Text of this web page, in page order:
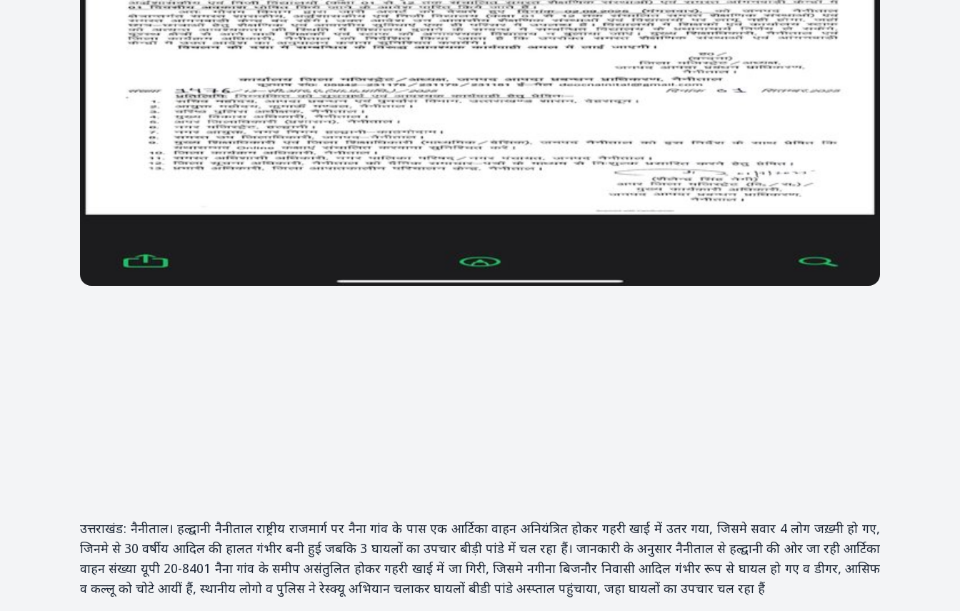
उत्तराखंड: नैनीताल। हल्द्वानी नैनीताल राष्ट्रीय राजमार्ग पर नैना गांव के पास एक आर्टिका वाहन अनियंत्रित होकर गहरी खाई में उतर गया, जिसमे सवार 4 लोग जख़्मी हो गए,
जिनमे से 30 वर्षीय आदिल की हालत गंभीर बनी हुई जबकि 3 घायलों का उपचार बीड़ी पांडे में चल रहा हैं। जानकारी के अनुसार नैनीताल से हल्द्वानी की ओर जा रही आर्टिका
वाहन संख्या यूपी 20-8401 नैना गांव के समीप असंतुलित होकर गहरी खाई में जा गिरी, जिसमे नगीना बिजनौर निवासी आदिल गंभीर रूप से घायल हो गए व डीगर, आसिफ
व कल्लू को चोटे आयीं हैं, स्थानीय लोगो व पुलिस ने रेस्क्यू अभियान चलाकर घायलों बीडी पांडे अस्प्ताल पहुंचाया, जहा घायलों का उपचार चल रहा हैं